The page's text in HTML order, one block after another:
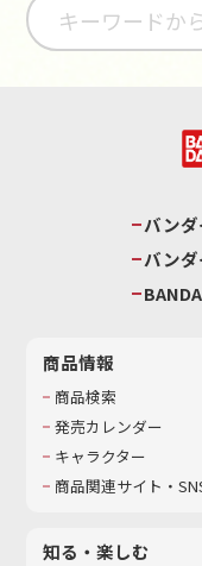
バン
バン
商品情報
商品検索
発売カレンダー
キャラクター
商品関連サイト・
知る・楽しむ